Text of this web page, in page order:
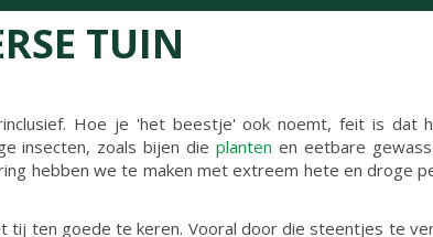
TUIN
Hoe je 'het beestje' ook noemt, feit is dat
insecten, zoals bijen die planten en eetbare
hebben we te maken met extreem hete en droge
ten goede te keren. Vooral door die steentjes te